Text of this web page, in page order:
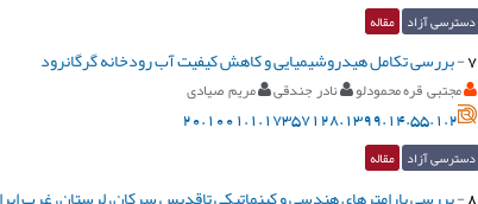
دسترسی آزاد مقاله
7
-بررسی تکامل هیدروشیمیایی و کاهش کیفیت آب رودخانه گرگانرود
مجتبی قره محمودلو نادر جندقی مریم صیادی
20.1001.1.17357128.1399.14.55.1.2
دسترسی آزاد مقاله